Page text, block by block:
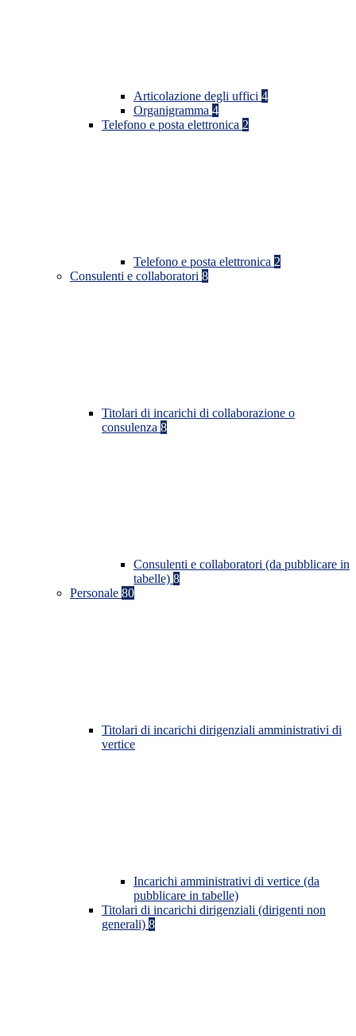
Articolazione degli uffici 4
Organigramma 4
Telefono e posta elettronica 2
Telefono e posta elettronica 2
Consulenti e collaboratori 8
Titolari di incarichi di collaborazione o
consulenza 8
Consulenti e collaboratori (da pubblicare in
tabelle) 8
Personale 80
Titolari di incarichi dirigenziali amministrativi di
vertice
Incarichi amministrativi di vertice (da
pubblicare in tabelle)
Titolari di incarichi dirigenziali (dirigenti non
generali) 8